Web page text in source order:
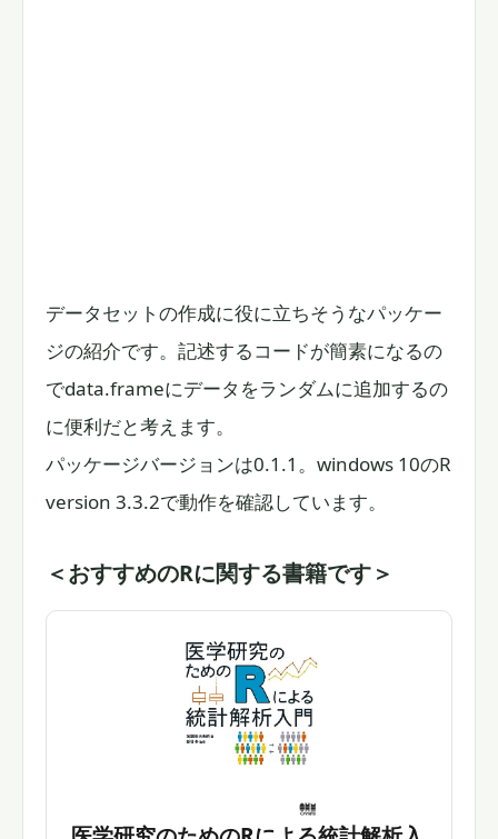
データセットの作成に役に立ちそうなパッケー
ジの紹介です。記述するコードが簡素になるの
でdata.frameにデータをランダムに追加するの
に便利だと考えます。
パッケージバージョンは0.1.1。windows 10のR
version 3.3.2で動作を確認しています。
＜おすすめのRに関する書籍です＞